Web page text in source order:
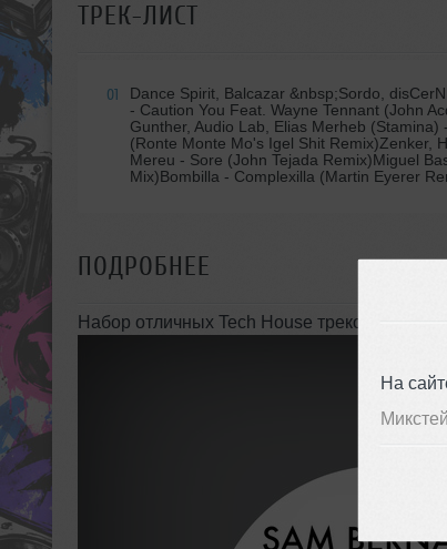
На
ТРЕК-ЛИСТ
01 Dance Spirit, Balcazar &nbsp;Sordo, disCerN
- Caution You Feat. Wayne Tennant (John
Gunther, Audio Lab, Elias Merheb
(Ronte Monte Mo's Igel Shit Remix)Zenker,
Mereu - Sore (John Tejada Remix)Miguel
Mix)Bombilla - Complexilla (Martin Eyerer
ПОДРОБНЕЕ
Набор отличных Tech House треков для